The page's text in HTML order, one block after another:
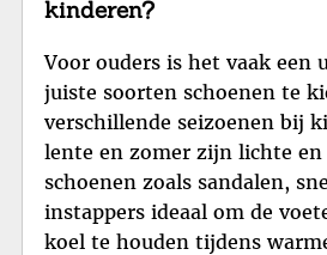
kinderen?
Voor ouders is het vaak een
juiste soorten schoenen te
verschillende seizoenen bij
lente en zomer zijn lichte en
schoenen zoals sandalen,
instappers ideaal om de
koel te houden tijdens